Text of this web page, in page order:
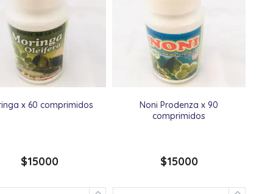
x 60 comprimidos
$15000
Noni Prodenza x 90
comprimidos
$15000